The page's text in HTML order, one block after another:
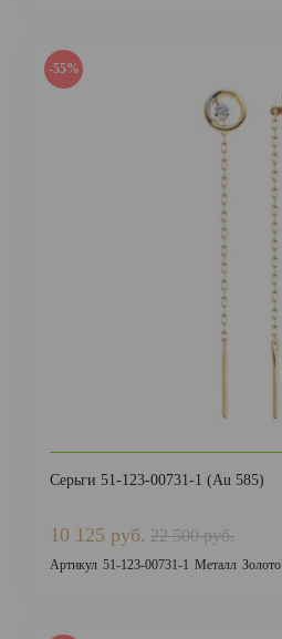
-55%
Серьги 51-123-00731-1 (Au 585)
10 125 руб. 22 500 руб.
Артикул 51-123-00731-1 Металл Золото